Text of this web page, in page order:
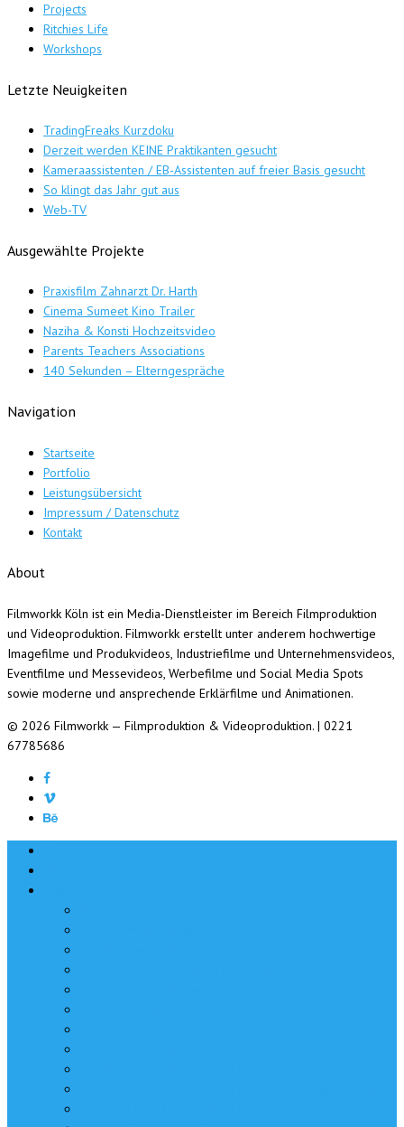
Projects
Ritchies Life
Workshops
Letzte Neuigkeiten
TradingFreaks Kurzdoku
Derzeit werden KEINE Praktikanten gesucht
Kameraassistenten / EB-Assistenten auf freier Basis gesucht
So klingt das Jahr gut aus
Web-TV
Ausgewählte Projekte
Praxisfilm Zahnarzt Dr. Harth
Cinema Sumeet Kino Trailer
Naziha & Konsti Hochzeitsvideo
Parents Teachers Associations
140 Sekunden – Elterngespräche
Navigation
Startseite
Portfolio
Leistungsübersicht
Impressum / Datenschutz
Kontakt
About
Filmworkk Köln ist ein Media-Dienstleister im Bereich Filmproduktion
und Videoproduktion. Filmworkk erstellt unter anderem hochwertige
Imagefilme und Produkvideos, Industriefilme und Unternehmensvideos,
Eventfilme und Messevideos, Werbefilme und Social Media Spots
sowie moderne und ansprechende Erklärfilme und Animationen.
© 2026 Filmworkk — Filmproduktion & Videoproduktion. | 0221
67785686